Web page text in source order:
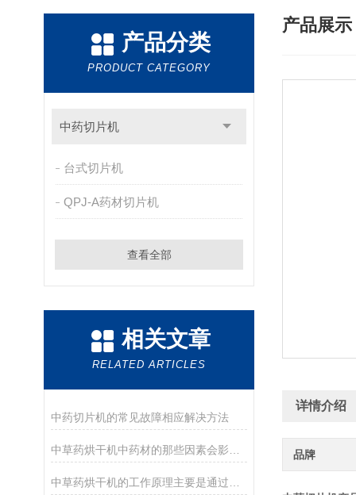
产品分类
PRODUCT CATEGORY
中药切片机
台式切片机
QPJ-A药材切片机
查看全部
相关文章
RELATED ARTICLES
中药切片机的常见故障相应解决方法
产品展示
详情介绍
品牌